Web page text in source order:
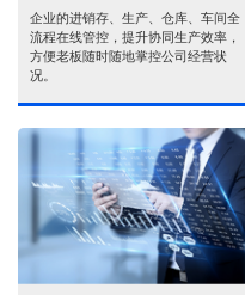
企业的进销存、生产、仓库、车间全
流程在线管控，提升协同生产效率，
方便老板随时随地掌控公司经营状
况。